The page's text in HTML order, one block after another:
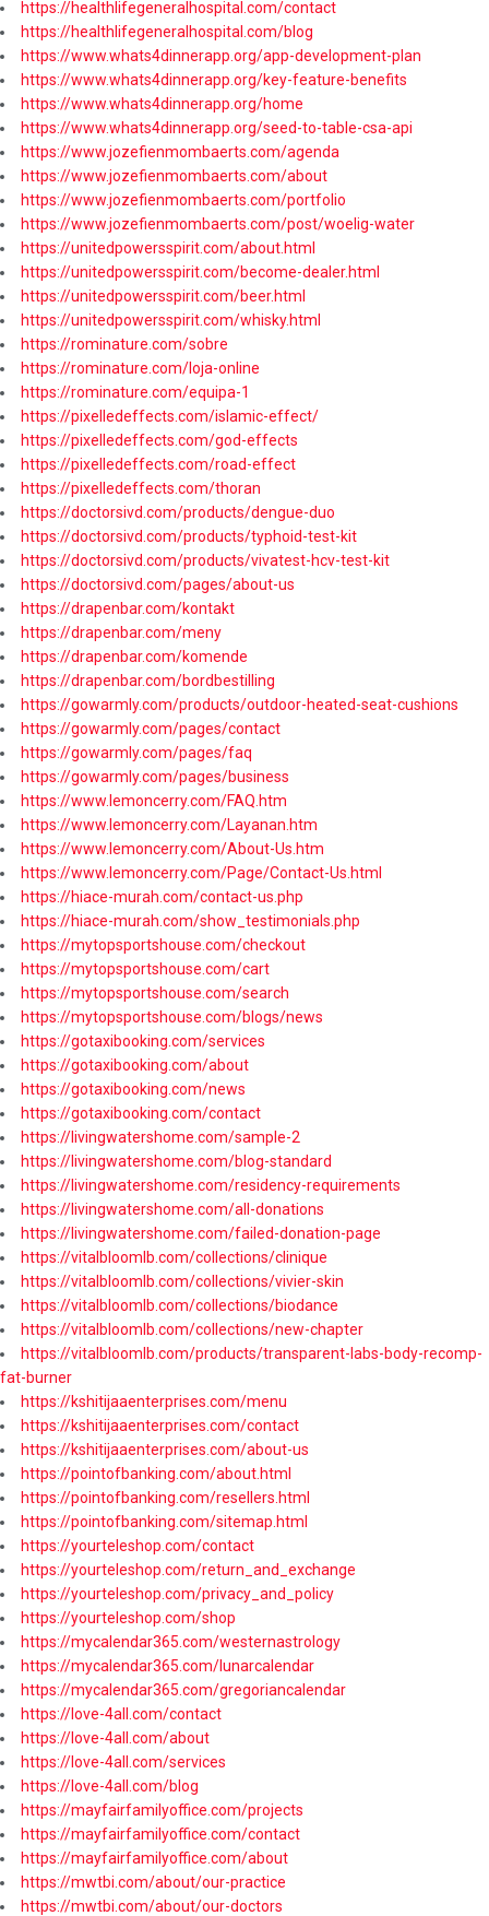
https://healthlifegeneralhospital.com/contact
https://healthlifegeneralhospital.com/blog
https://www.whats4dinnerapp.org/app-development-plan
https://www.whats4dinnerapp.org/key-feature-benefits
https://www.whats4dinnerapp.org/home
https://www.whats4dinnerapp.org/seed-to-table-csa-api
https://www.jozefienmombaerts.com/agenda
https://www.jozefienmombaerts.com/about
https://www.jozefienmombaerts.com/portfolio
https://www.jozefienmombaerts.com/post/woelig-water
https://unitedpowersspirit.com/about.html
https://unitedpowersspirit.com/become-dealer.html
https://unitedpowersspirit.com/beer.html
https://unitedpowersspirit.com/whisky.html
https://rominature.com/sobre
https://rominature.com/loja-online
https://rominature.com/equipa-1
https://pixelledeffects.com/islamic-effect/
https://pixelledeffects.com/god-effects
https://pixelledeffects.com/road-effect
https://pixelledeffects.com/thoran
https://doctorsivd.com/products/dengue-duo
https://doctorsivd.com/products/typhoid-test-kit
https://doctorsivd.com/products/vivatest-hcv-test-kit
https://doctorsivd.com/pages/about-us
https://drapenbar.com/kontakt
https://drapenbar.com/meny
https://drapenbar.com/komende
https://drapenbar.com/bordbestilling
https://gowarmly.com/products/outdoor-heated-seat-cushions
https://gowarmly.com/pages/contact
https://gowarmly.com/pages/faq
https://gowarmly.com/pages/business
https://www.lemoncerry.com/FAQ.htm
https://www.lemoncerry.com/Layanan.htm
https://www.lemoncerry.com/About-Us.htm
https://www.lemoncerry.com/Page/Contact-Us.html
https://hiace-murah.com/contact-us.php
https://hiace-murah.com/show_testimonials.php
https://mytopsportshouse.com/checkout
https://mytopsportshouse.com/cart
https://mytopsportshouse.com/search
https://mytopsportshouse.com/blogs/news
https://gotaxibooking.com/services
https://gotaxibooking.com/about
https://gotaxibooking.com/news
https://gotaxibooking.com/contact
https://livingwatershome.com/sample-2
https://livingwatershome.com/blog-standard
https://livingwatershome.com/residency-requirements
https://livingwatershome.com/all-donations
https://livingwatershome.com/failed-donation-page
https://vitalbloomlb.com/collections/clinique
https://vitalbloomlb.com/collections/vivier-skin
https://vitalbloomlb.com/collections/biodance
https://vitalbloomlb.com/collections/new-chapter
https://vitalbloomlb.com/products/transparent-labs-body-recomp-
fat-burner
https://kshitijaaenterprises.com/menu
https://kshitijaaenterprises.com/contact
https://kshitijaaenterprises.com/about-us
https://pointofbanking.com/about.html
https://pointofbanking.com/resellers.html
https://pointofbanking.com/sitemap.html
https://yourteleshop.com/contact
https://yourteleshop.com/return_and_exchange
https://yourteleshop.com/privacy_and_policy
https://yourteleshop.com/shop
https://mycalendar365.com/westernastrology
https://mycalendar365.com/lunarcalendar
https://mycalendar365.com/gregoriancalendar
https://love-4all.com/contact
https://love-4all.com/about
https://love-4all.com/services
https://love-4all.com/blog
https://mayfairfamilyoffice.com/projects
https://mayfairfamilyoffice.com/contact
https://mayfairfamilyoffice.com/about
https://mwtbi.com/about/our-practice
https://mwtbi.com/about/our-doctors